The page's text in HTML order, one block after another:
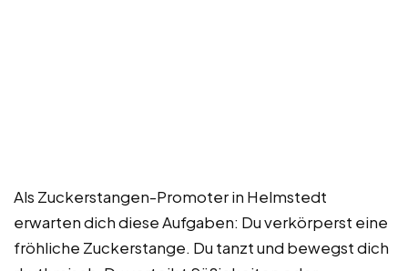
Als Zuckerstangen-Promoter in Helmstedt
erwarten dich diese Aufgaben: Du verkörperst eine
fröhliche Zuckerstange. Du tanzt und bewegst dich